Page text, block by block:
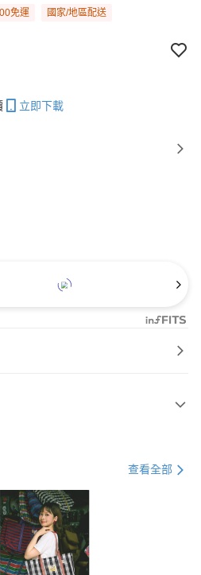
免運 國家/地區配送
立即下載
查看全部